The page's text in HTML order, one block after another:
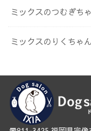
ミックスのつむぎち
ミックスのりくちゃ